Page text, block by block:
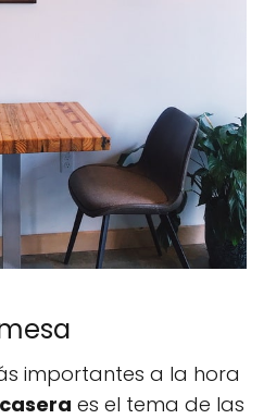
importantes a la hora
es el tema de las